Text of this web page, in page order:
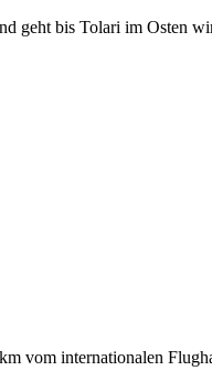
geht bis Tolari im Osten
vom internationalen